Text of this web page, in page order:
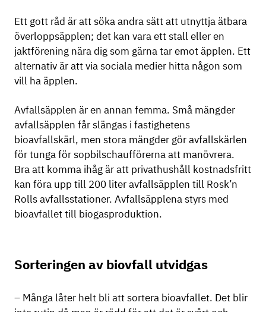
Ett gott råd är att söka andra sätt att utnyttja ätbara
överloppsäpplen; det kan vara ett stall eller en
jaktförening nära dig som gärna tar emot äpplen. Ett
alternativ är att via sociala medier hitta någon som
vill ha äpplen.
Avfallsäpplen är en annan femma. Små mängder
avfallsäpplen får slängas i fastighetens
bioavfallskärl, men stora mängder gör avfallskärlen
för tunga för sopbilschaufförerna att manövrera.
Bra att komma ihåg är att privathushåll kostnadsfritt
kan föra upp till 200 liter avfallsäpplen till Rosk’n
Rolls avfallsstationer. Avfallsäpplena styrs med
bioavfallet till biogasproduktion.
Sorteringen av biovfall utvidgas
– Många låter helt bli att sortera bioavfallet. Det blir